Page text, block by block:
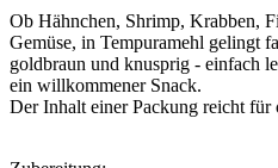
Ob Hähnchen, Shrimp, Krabben,
Gemüse, in Tempuramehl gelingt
goldbraun und knusprig - einfach
ein willkommener Snack.
Der Inhalt einer Packung reicht für